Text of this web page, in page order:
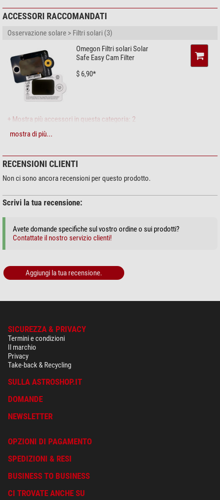
ACCESSORI RACCOMANDATI
Osservazione solare > Filtri solari (3)
Omegon Filtri solari Solar
Safe Easy Cam Filter
$ 6,90*
+ Mostra più accessori in questa categoria: 2
Cura & Pulizia > Liquidi e kit per pulizia (4)
$ 1,90*
Cura & Pulizia > Altro (2)
$ 6,90*
mostra di più...
RECENSIONI CLIENTI
Non ci sono ancora recensioni per questo prodotto.
Scrivi la tua recensione:
Avete domande specifiche sul vostro ordine o sui prodotti?
Contattate il nostro servizio clienti!
Aggiungi la tua recensione.
SICUREZZA & PRIVACY
Termini e condizioni
Il marchio
Privacy
Take-back & Recycling
SULLA ASTROSHOP.IT
DOMANDE
NEWSLETTER
OPZIONI DI PAGAMENTO
SPEDIZIONI & RESI
BUSINESS TO BUSINESS
CI TROVATE ANCHE SU